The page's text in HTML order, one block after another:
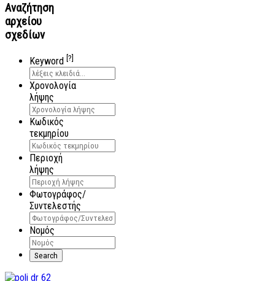
Αναζήτηση
αρχείου
σχεδίων
Keyword [?]
Χρονολογία
λήψης
Κωδικός
τεκμηρίου
Περιοχή
λήψης
Φωτογράφος/
Συντελεστής
Νομός